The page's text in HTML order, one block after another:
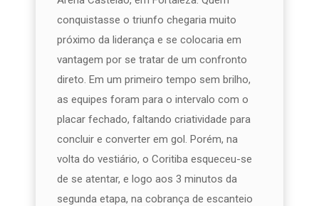
conquistasse o triunfo chegaria muito
próximo da liderança e se colocaria em
vantagem por se tratar de um confronto
direto. Em um primeiro tempo sem brilho,
as equipes foram para o intervalo com o
placar fechado, faltando criatividade para
concluir e converter em gol. Porém, na
volta do vestiário, o Coritiba esqueceu-se
de se atentar, e logo aos 3 minutos da
segunda etapa, na cobrança de escanteio